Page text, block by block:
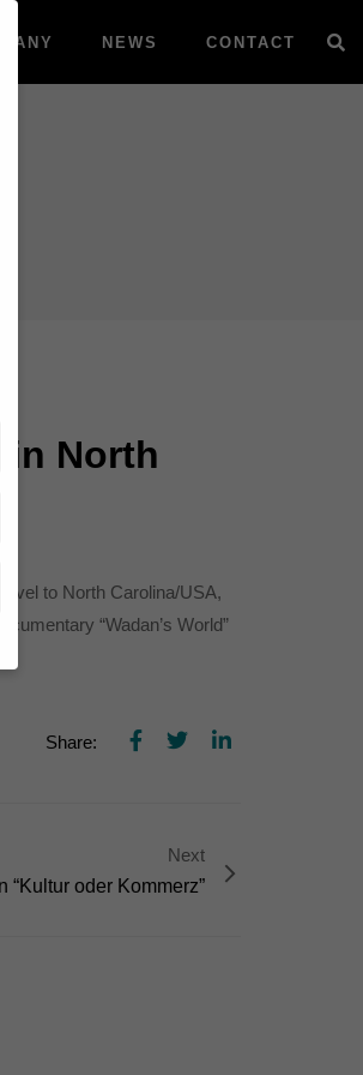
NEWS CONTACT
in North
to North Carolina/USA,
“Wadan’s World”
Share:
Next
“Kultur oder Kommerz”